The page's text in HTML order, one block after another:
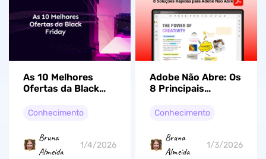
As 10 Melhores
Ofertas da Black
Você Vai Se
Perder
Conhecimento
Bruna
Almeida
1/4/2026
Adobe Não Abre: Os
8 Principais
Recuperação
Conhecimento
Bruna
Almeida
1/3/2026